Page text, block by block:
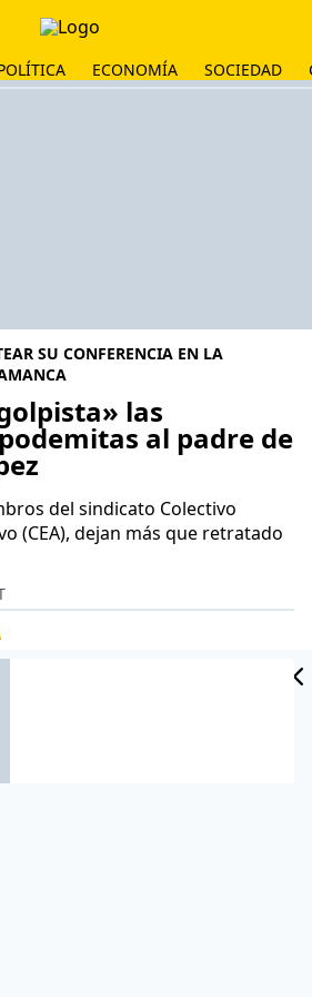
ECONOMÍA SOCIEDAD
SU CONFERENCIA EN LA
las
al padre de
del sindicato Colectivo
(CEA), dejan más que retratado